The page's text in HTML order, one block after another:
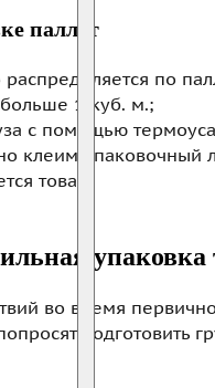
паллет
по
1 куб. м.;
с помощью
клеим упаковочный
товар;
упаковка
во время
подготовить